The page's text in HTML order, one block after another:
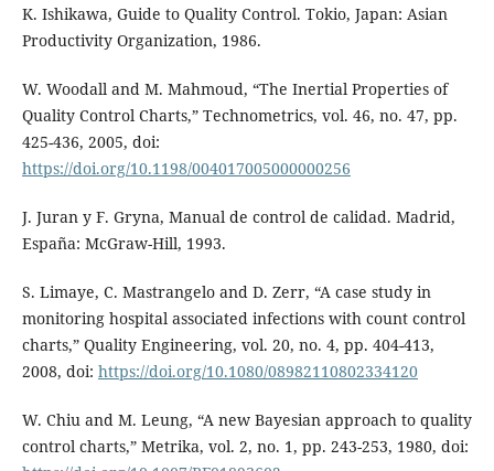
K. Ishikawa, Guide to Quality Control. Tokio, Japan: Asian
Productivity Organization, 1986.
W. Woodall and M. Mahmoud, “The Inertial Properties of
Quality Control Charts,” Technometrics, vol. 46, no. 47, pp.
425-436, 2005, doi:
https://doi.org/10.1198/004017005000000256
J. Juran y F. Gryna, Manual de control de calidad. Madrid,
España: McGraw-Hill, 1993.
S. Limaye, C. Mastrangelo and D. Zerr, “A case study in
monitoring hospital associated infections with count control
charts,” Quality Engineering, vol. 20, no. 4, pp. 404-413,
2008, doi: https://doi.org/10.1080/08982110802334120
W. Chiu and M. Leung, “A new Bayesian approach to quality
control charts,” Metrika, vol. 2, no. 1, pp. 243-253, 1980, doi: